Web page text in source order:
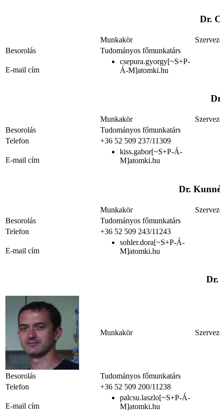
Dr.
Munkakör
Besorolás
Tudományos főmunkatárs
E-mail cím
csepura.gyorgy[~S+P-
Á-M]atomki.hu
Munkakör
Besorolás
Tudományos főmunkatárs
Telefon
+36 52 509 237/11309
E-mail cím
kiss.gabor[~S+P-Á-
M]atomki.hu
Dr.
Munkakör
Besorolás
Tudományos főmunkatárs
Telefon
+36 52 509 243/11243
E-mail cím
sohler.dora[~S+P-Á-
M]atomki.hu
Dr.
Munkakör
Besorolás
Tudományos főmunkatárs
Telefon
+36 52 509 200/11238
E-mail cím
palcsu.laszlo[~S+P-Á-
M]atomki.hu